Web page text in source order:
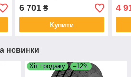
6 701₴
Купити
4
новинки
Хіт продажу –12%